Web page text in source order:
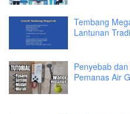
Tembang
Lantunan
Penyebab
Pemanas Air